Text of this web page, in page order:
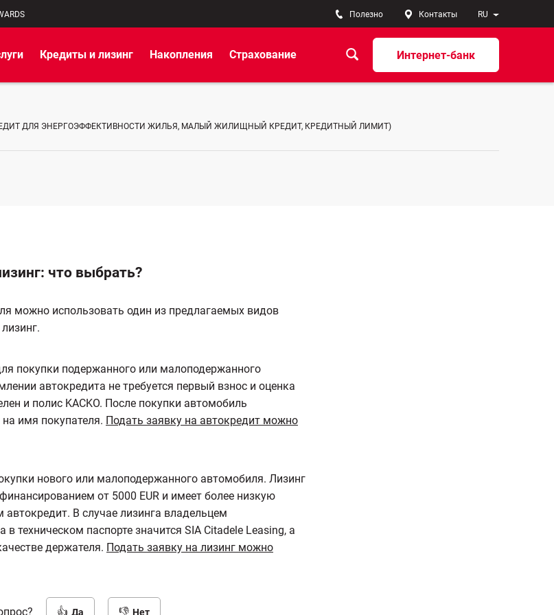
RU
Полезно Контакты
Интернет-банк
Кредиты и лизинг Накопления Страхование
ДЛЯ ЭНЕРГОЭФФЕКТИВНОСТИ ЖИЛЬЯ, МАЛЫЙ ЖИЛИЩНЫЙ КРЕДИТ, КРЕДИТНЫЙ ЛИМИТ)
что выбрать?
можно использовать один из предлагаемых видов
покупки подержанного или малоподержанного
автокредита не требуется первый взнос и оценка
и полис KAСKO. После покупки автомобиль
на имя покупателя. Подать заявку на автокредит можно
нового или малоподержанного автомобиля. Лизинг
от 5000 EUR и имеет более низкую
автокредит. В случае лизинга владельцем
в техническом паспорте значится SIA Citadele Leasing, а
держателя. Подать заявку на лизинг можно
Да Нет